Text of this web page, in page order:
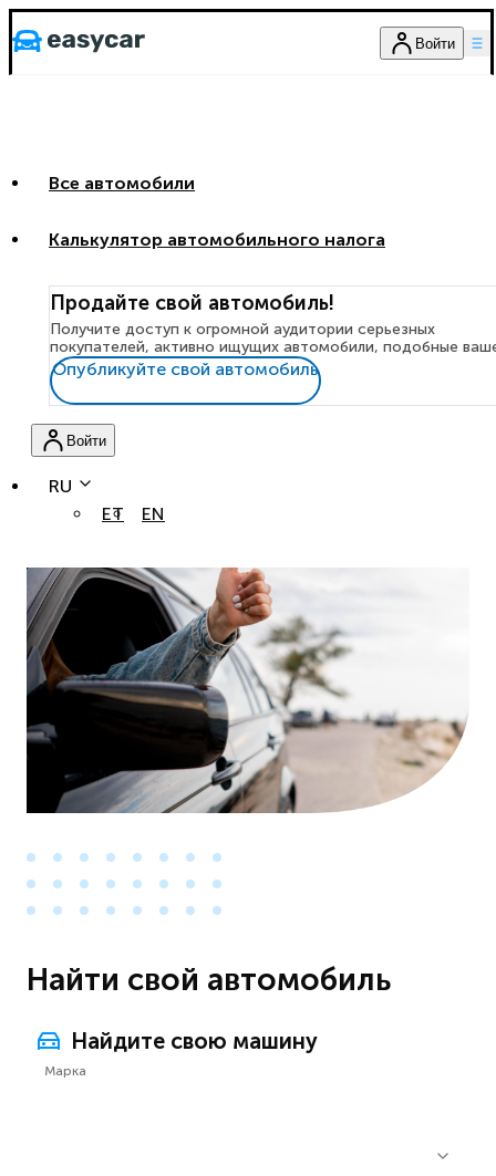
Войти
Все автомобили
Калькулятор автомобильного налога
Продайте свой автомобиль!
Получите доступ к огромной аудитории серьезных
покупателей, активно ищущих автомобили, подобные
Опубликуйте свой автомобиль
Войти
RU
ET
EN
Найти свой автомобиль
Найдите свою машину
Марка